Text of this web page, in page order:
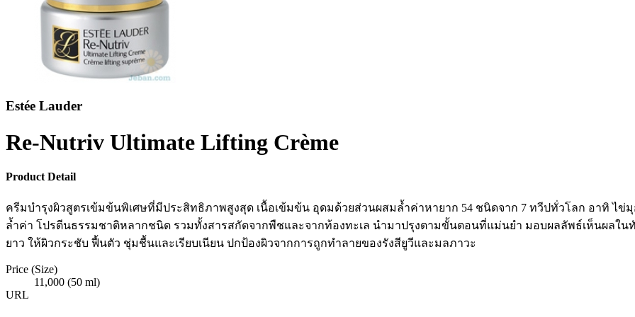
Estée Lauder
Re-Nutriv Ultimate Lifting Crème
Product Detail
ครีมบำรุงผิวสูตรเข้มข้นพิเศษที่มีประสิทธิภาพสูงสุด เนื้อเข้มข้น อุดมด้วยส่วนผสมล้ำค่าหายาก 54 ชนิดจาก 7 ทวีปทั่วโลก อาทิ ไข่
ล้ำค่า โปรตีนธรรมชาติหลากชนิด รวมทั้งสารสกัดจากพืชและจากท้องทะเล นำมาปรุงตามขั้นตอนที่แม่นยำ มอบผลลัพธ์เห็นผลใน
ยาว ให้ผิวกระชับ ฟื้นตัว ชุ่มชื้นและเรียบเนียน ปกป้องผิวจากการถูกทำลายของรังสียูวีและมลภาวะ
Price (Size)
11,000 (50 ml)
URL